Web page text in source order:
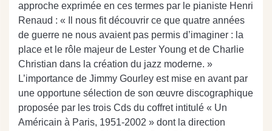
approche exprimée en ces termes par le pianiste Henri
Renaud : « Il nous fit découvrir ce que quatre années
de guerre ne nous avaient pas permis d’imaginer : la
place et le rôle majeur de Lester Young et de Charlie
Christian dans la création du jazz moderne. »
L’importance de Jimmy Gourley est mise en avant par
une opportune sélection de son œuvre discographique
proposée par les trois Cds du coffret intitulé « Un
Américain à Paris, 1951-2002 » dont la direction